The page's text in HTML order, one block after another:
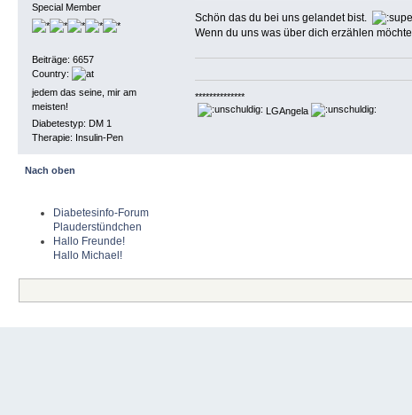
Special Member
Beiträge: 6657
Country:
jedem das seine, mir am
meisten!
Diabetestyp: DM 1
Therapie: Insulin-Pen
Schön das du bei uns gelandet bist.
Wenn du uns was über dich erzählen
**************
LGAngela
Nach oben
Diabetesinfo-Forum
Plauderstündchen
Hallo Freunde!
Hallo Michael!